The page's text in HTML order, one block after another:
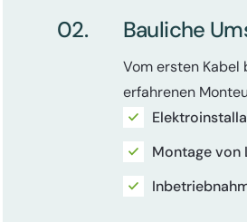
02. Bauliche
Vom ersten Kabel
erfahrenen
Montage von